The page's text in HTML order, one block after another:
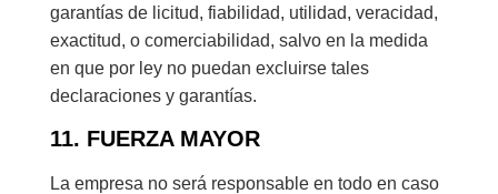
garantías de licitud, fiabilidad, utilidad, veracidad,
exactitud, o comerciabilidad, salvo en la medida
en que por ley no puedan excluirse tales
declaraciones y garantías.
11. FUERZA MAYOR
La empresa no será responsable en todo en caso